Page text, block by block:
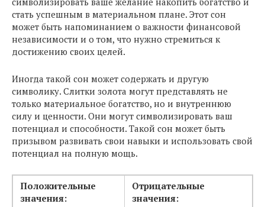
стать успешным в материальном плане. Этот сон
может быть напоминанием о важности финансовой
независимости и о том, что нужно стремиться к
достижению своих целей.
Иногда такой сон может содержать и другую
символику. Слитки золота могут представлять не
только материальное богатство, но и внутреннюю
силу и ценности. Они могут символизировать ваш
потенциал и способности. Такой сон может быть
призывом развивать свои навыки и использовать свой
потенциал на полную мощь.
Положительные
значения:
Отрицательные
значения: